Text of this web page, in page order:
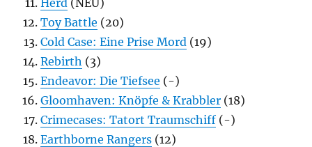
Toy Battle (20)
Cold Case: Eine Prise Mord (19)
Rebirth (3)
Endeavor: Die Tiefsee (-)
Gloomhaven: Knöpfe & Krabbler (18)
Crimecases: Tatort Traumschiff (-)
Earthborne Rangers (12)